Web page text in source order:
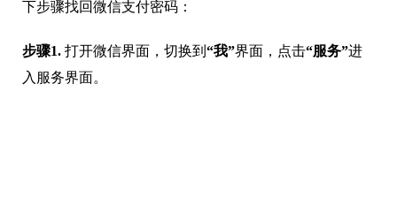
下步骤找回微信支付密码：
步骤1. 打开微信界面，切换到 “我”界面，点击“服务”进
入服务界面。